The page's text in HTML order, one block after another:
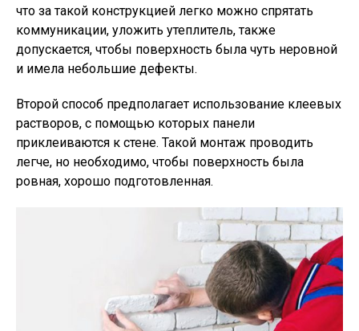
что за такой конструкцией легко можно спрятать
коммуникации, уложить утеплитель, также
допускается, чтобы поверхность была чуть неровной
и имела небольшие дефекты.
Второй способ предполагает использование клеевых
растворов, с помощью которых панели
приклеиваются к стене. Такой монтаж проводить
легче, но необходимо, чтобы поверхность была
ровная, хорошо подготовленная.